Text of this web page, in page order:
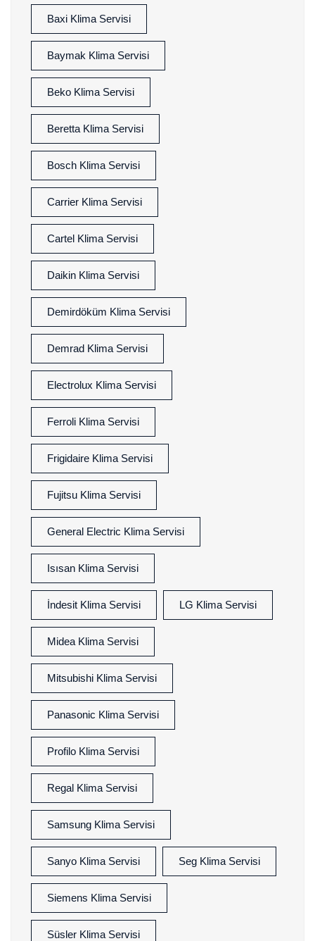
Baxi Klima Servisi
Baymak Klima Servisi
Beko Klima Servisi
Beretta Klima Servisi
Bosch Klima Servisi
Carrier Klima Servisi
Cartel Klima Servisi
Daikin Klima Servisi
Demirdöküm Klima Servisi
Demrad Klima Servisi
Electrolux Klima Servisi
Ferroli Klima Servisi
Frigidaire Klima Servisi
Fujitsu Klima Servisi
General Electric Klima Servisi
Isısan Klima Servisi
İndesit Klima Servisi LG Klima Servisi
Midea Klima Servisi
Mitsubishi Klima Servisi
Panasonic Klima Servisi
Profilo Klima Servisi
Regal Klima Servisi
Samsung Klima Servisi
Sanyo Klima Servisi Seg Klima Servisi
Siemens Klima Servisi
Süsler Klima Servisi